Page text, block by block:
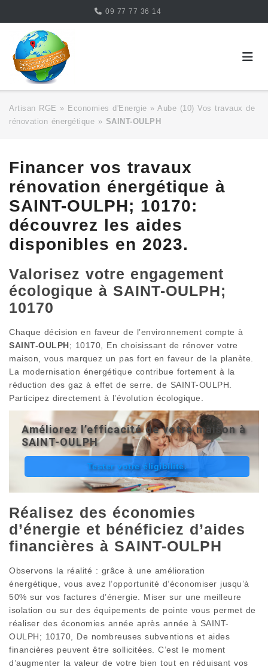
content
09 77 77 36 14
Artisan RGE » Economies d'Energie » Aube (10) Vos travaux de
rénovation énergétique » SAINT-OULPH
Financer vos travaux
rénovation énergétique à
SAINT-OULPH; 10170:
découvrez les aides
disponibles en 2023.
Valorisez votre engagement
écologique à SAINT-OULPH;
10170
Chaque décision en faveur de l’environnement compte à
SAINT-OULPH; 10170, En choisissant de rénover votre
maison, vous marquez un pas fort en faveur de la planète.
La modernisation énergétique contribue fortement à la
réduction des gaz à effet de serre. de SAINT-OULPH.
Participez directement à l’évolution écologique.
Améliorez l’efficacité de votre maison à
SAINT-OULPH
Tester votre éligibilité.
Réalisez des économies
d’énergie et bénéficiez d’aides
financières à SAINT-OULPH
Observons la réalité : grâce à une amélioration
énergétique, vous avez l’opportunité d’économiser jusqu’à
50% sur vos factures d’énergie. Miser sur une meilleure
isolation ou sur des équipements de pointe vous permet de
réaliser des économies année après année à SAINT-
OULPH; 10170, De nombreuses subventions et aides
financières peuvent être sollicitées. C’est le moment
d’augmenter la valeur de votre bien tout en réduisant vos